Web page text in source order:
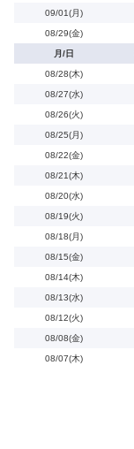
09/01(月)
08/29(金)
月/日
08/28(木)
08/27(水)
08/26(火)
08/25(月)
08/22(金)
08/21(木)
08/20(水)
08/19(火)
08/18(月)
08/15(金)
08/14(木)
08/13(水)
08/12(火)
08/08(金)
08/07(木)